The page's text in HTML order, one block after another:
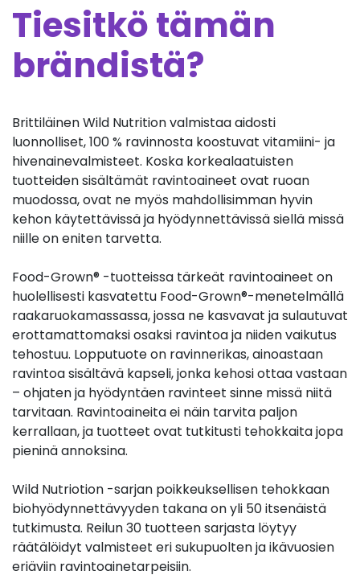
Tiesitkö tämän
brändistä?
Brittiläinen Wild Nutrition valmistaa aidosti
luonnolliset, 100 % ravinnosta koostuvat vitamiini- ja
hivenainevalmisteet. Koska korkealaatuisten
tuotteiden sisältämät ravintoaineet ovat ruoan
muodossa, ovat ne myös mahdollisimman hyvin
kehon käytettävissä ja hyödynnettävissä siellä missä
niille on eniten tarvetta.
Food-Grown® -tuotteissa tärkeät ravintoaineet on
huolellisesti kasvatettu Food-Grown®-menetelmällä
raakaruokamassassa, jossa ne kasvavat ja sulautuvat
erottamattomaksi osaksi ravintoa ja niiden vaikutus
tehostuu. Lopputuote on ravinnerikas, ainoastaan
ravintoa sisältävä kapseli, jonka kehosi ottaa vastaan
– ohjaten ja hyödyntäen ravinteet sinne missä niitä
tarvitaan. Ravintoaineita ei näin tarvita paljon
kerrallaan, ja tuotteet ovat tutkitusti tehokkaita jopa
pieninä annoksina.
Wild Nutriotion -sarjan poikkeuksellisen tehokkaan
biohyödynnettävyyden takana on yli 50 itsenäistä
tutkimusta. Reilun 30 tuotteen sarjasta löytyy
räätälöidyt valmisteet eri sukupuolten ja ikävuosien
eriäviin ravintoainetarpeisiin.